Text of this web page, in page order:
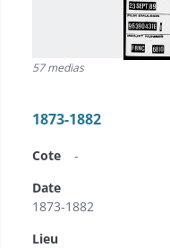
57 medias
1873-1882
Cote
-
Date
1873-1882
Lieu